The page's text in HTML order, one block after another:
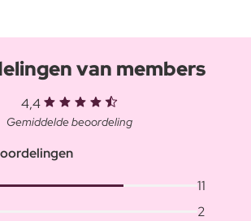
van members
4,4
Gemiddelde beoordeling
11
2